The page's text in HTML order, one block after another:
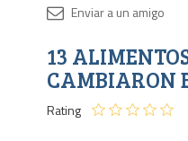
13
CAMBIARON
Rating